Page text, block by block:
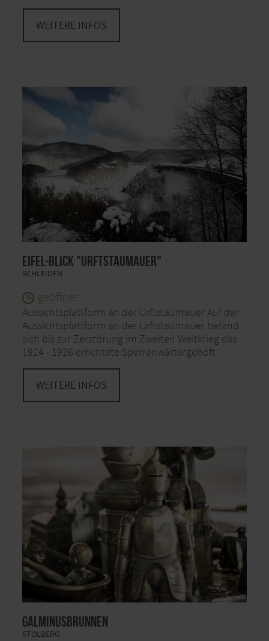
WEITERE INFOS
Eifel-Blick "Urftstaumauer"
SCHLEIDEN
geöffnet
Aussichtsplattform an der Urftstaumauer Auf der
Aussichtsplattform an der Urftstaumauer befand
sich bis zur Zerstörung im Zweiten Weltkrieg das
1924 - 1926 errichtete Sperrenwärtergehöft.
WEITERE INFOS
Galminusbrunnen
STOLBERG